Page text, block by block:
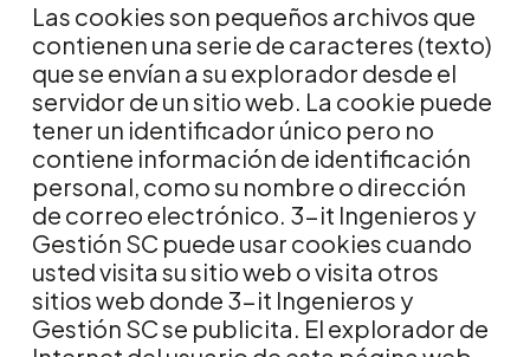
Las cookies son pequeños archivos que
contienen una serie de caracteres (texto)
que se envían a su explorador desde el
servidor de un sitio web. La cookie puede
tener un identificador único pero no
contiene información de identificación
personal, como su nombre o dirección
de correo electrónico. 3-it Ingenieros y
Gestión SC puede usar cookies cuando
usted visita su sitio web o visita otros
sitios web donde 3-it Ingenieros y
Gestión SC se publicita. El explorador de